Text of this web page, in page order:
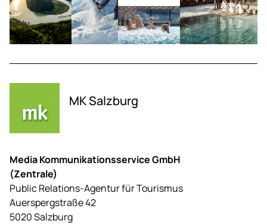
MK Salzburg
Media Kommunikationsservice GmbH
(Zentrale)
Public Relations-Agentur für Tourismus
Auerspergstraße 42
5020 Salzburg